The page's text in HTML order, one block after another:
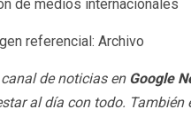
de medios internacionales
referencial: Archivo
de noticias en Google
al día con todo. También